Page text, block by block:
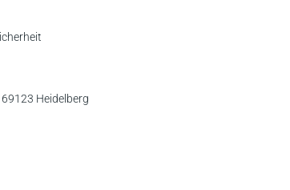
Archiv für rechts- und Sozialphilosophie ARSP 1991,
Heidelberg